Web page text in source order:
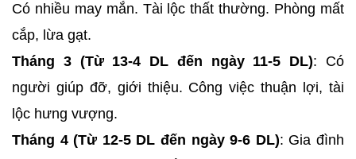
Có nhiều may mắn. Tài lộc thất thường. Phòng mất
cắp, lừa gạt.
Tháng 3 (Từ 13-4 DL đến ngày 11-5 DL): Có
người giúp đỡ, giới thiệu. Công việc thuận lợi, tài
lộc hưng vượng.
Tháng 4 (Từ 12-5 DL đến ngày 9-6 DL): Gia đình